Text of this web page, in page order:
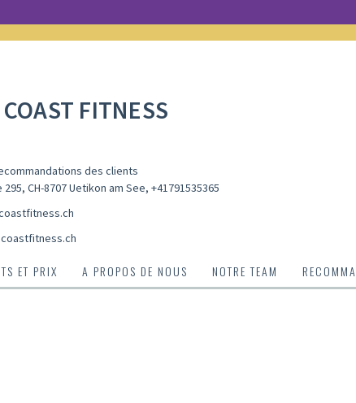
FITNESS
des clients
CH-8707 Uetikon am See, +41791535365
ET PRIX A PROPOS DE NOUS NOTRE TEAM